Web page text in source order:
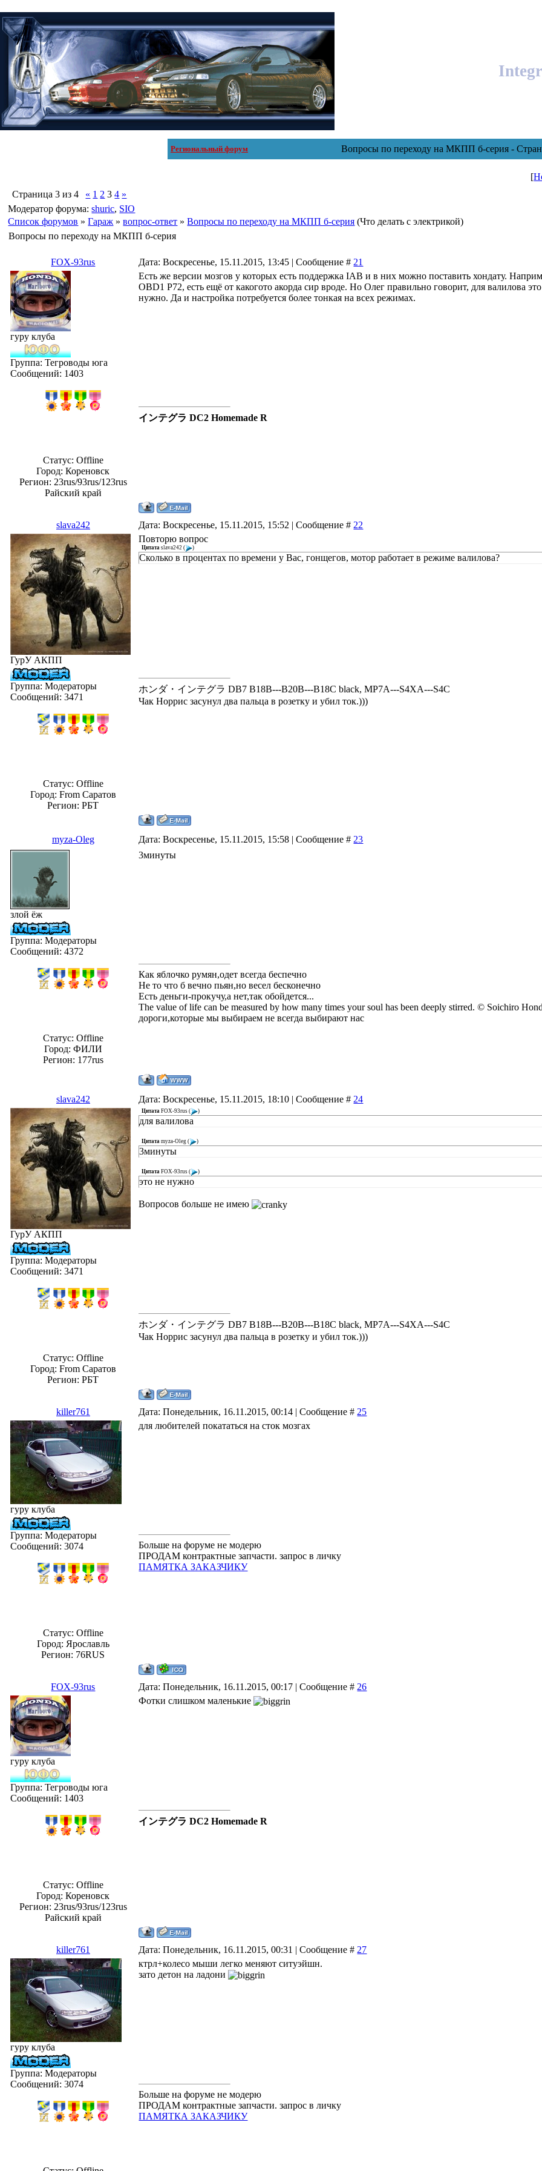
Региональный форум Вопросы по переходу на МКПП б-серия -
[
Страница3 из4 « 1 2 3 4 »
Модератор форума:shuric, SIO
Список форумов » Гараж » вопрос-ответ » Вопросы по переходу на МКПП б-серия (Что делать с электрикой)
Вопросы по переходу на МКПП б-серия
FOX-93rus Дата: Воскресенье, 15.11.2015, 13:45 | Сообщение # 21
гуру клуба
Группа: Тегроводы юга
Сообщений: 1403
Статус: Offline
Город: Кореновск
Регион: 23rus/93rus/123rus
Райский край
Есть же версии мозгов у которых есть поддержка IAB и в них можно поставить хондату.
OBD1 P72, есть ещё от какогото акорда сир вроде. Но Олег правильно говорит, для валилова
нужно. Да и настройка потребуется более тонкая на всех режимах.
インテグラ DC2 Homemade R
slava242 Дата: Воскресенье, 15.11.2015, 15:52 | Сообщение # 22
ГурУ АКПП
Группа: Модераторы
Сообщений:3471
Статус: Offline
Город: From Саратов
Регион: РБТ
Повторю вопрос
Цитата slava242 ( )
Сколько в процентах по времени у Вас, гонщегов, мотор работает в режиме валилова?
ホンダ・インテグラ DB7 B18B---В20В---В18С black, MP7A---S4XA---S4C
Чак Норрис засунул два пальца в розетку и убил ток.)))
myza-Oleg Дата: Воскресенье, 15.11.2015, 15:58 | Сообщение # 23
злой ёж
Группа: Модераторы
Сообщений:4372
Статус: Offline
Город: ФИЛИ
Регион: 177rus
3минуты
Как яблочко румян,одет всегда беспечно
Не то что б вечно пьян,но весел бесконечно
Есть деньги-прокучу,а нет,так обойдется...
The value of life can be measured by how many times your soul has been deeply stirred. © Soichiro
дороги,которые мы выбираем не всегда выбирают нас
slava242 Дата: Воскресенье, 15.11.2015, 18:10 | Сообщение # 24
ГурУ АКПП
Группа: Модераторы
Сообщений:3471
Статус: Offline
Город: From Саратов
Регион: РБТ
Цитата FOX-93rus ( )
для валилова
Цитата myza-Oleg ( )
3минуты
Цитата FOX-93rus ( )
это не нужно
Вопросов больше не имею
ホンダ・インテグラ DB7 B18B---В20В---В18С black, MP7A---S4XA---S4C
Чак Норрис засунул два пальца в розетку и убил ток.)))
killer761 Дата: Понедельник, 16.11.2015, 00:14 | Сообщение # 25
гуру клуба
Группа: Модераторы
Сообщений:3074
Статус: Offline
Город: Ярославль
Регион: 76RUS
для любителей покататься на сток мозгах
Больше на форуме не модерю
ПРОДАМ контрактные запчасти. запрос в личку
ПАМЯТКА ЗАКАЗЧИКУ
FOX-93rus Дата: Понедельник, 16.11.2015, 00:17 | Сообщение # 26
гуру клуба
Группа: Тегроводы юга
Сообщений: 1403
Статус: Offline
Город: Кореновск
Регион: 23rus/93rus/123rus
Райский край
Фотки слишком маленькие
インテグラ DC2 Homemade R
killer761 Дата: Понедельник, 16.11.2015, 00:31 | Сообщение # 27
гуру клуба
Группа: Модераторы
Сообщений:3074
ктрл+колесо мыши легко меняют ситуэйшн.
зато детон на ладони
Больше на форуме не модерю
ПРОДАМ контрактные запчасти. запрос в личку
ПАМЯТКА ЗАКАЗЧИКУ